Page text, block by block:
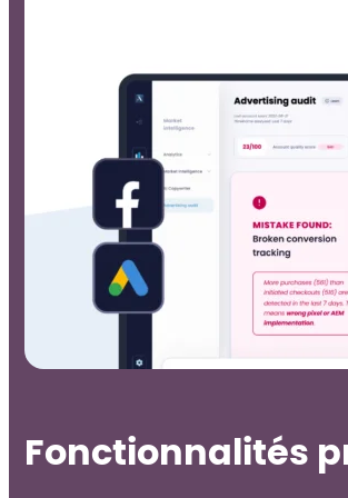
Fonctionnalités